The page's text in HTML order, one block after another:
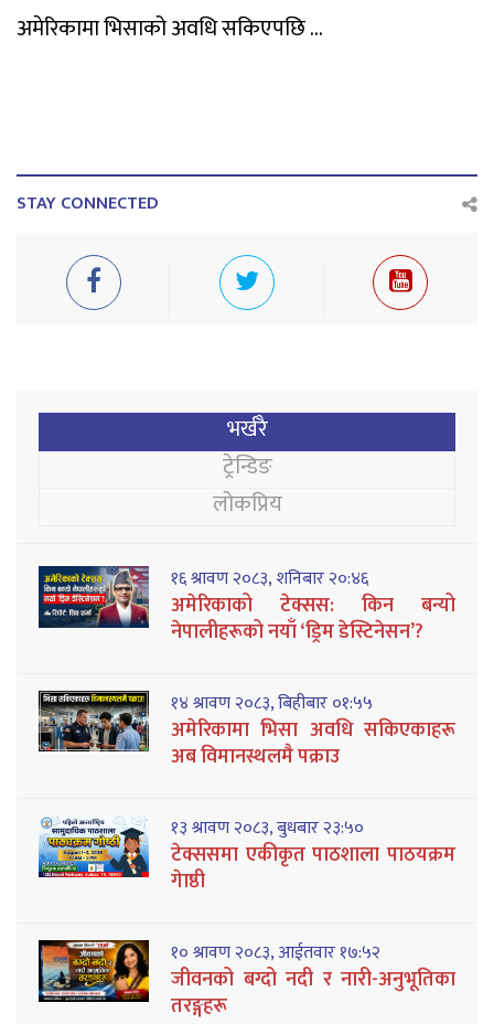
अमेरिकामा भिसाको अवधि सकिएपछि ...
STAY CONNECTED
भर्खरै
ट्रेन्डिङ
लोकप्रिय
१६ श्रावण २०८३, शनिबार २०:४६
अमेरिकाको टेक्सस: किन बन्यो
नेपालीहरूको नयाँ ‘ड्रिम डेस्टिनेसन’?
१४ श्रावण २०८३, बिहीबार ०१:५५
अमेरिकामा भिसा अवधि सकिएकाहरू
अब विमानस्थलमै पक्राउ
१३ श्रावण २०८३, बुधबार २३:५०
टेक्ससमा एकीकृत पाठशाला पाठयक्रम
गेाष्ठी
१० श्रावण २०८३, आईतवार १७:५२
जीवनको बग्दो नदी र नारी-अनुभूतिका
तरङ्गहरू